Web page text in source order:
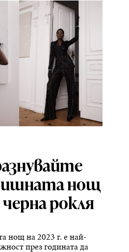
нощ
рокля
нощ на 2023 г. е най-
през годината да